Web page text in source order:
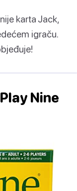
karta Jack,
igraču.
Nine